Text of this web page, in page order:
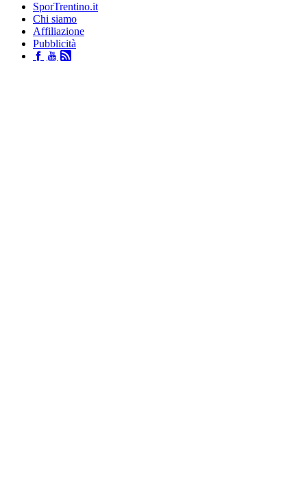
SporTrentino.it
Chi siamo
Affiliazione
Pubblicità